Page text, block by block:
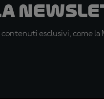
contenuti esclusivi, come